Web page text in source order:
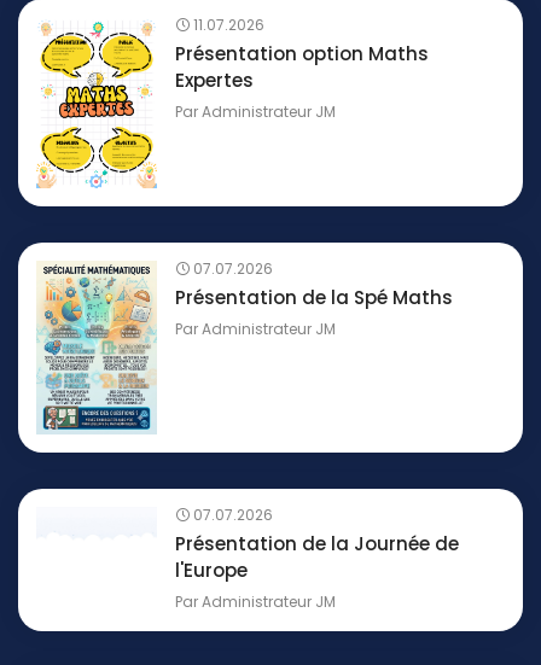
11.07.2026
Présentation option Maths
Expertes
ParAdministrateur JM
07.07.2026
Présentation de la Spé Maths
ParAdministrateur JM
07.07.2026
Présentation de la Journée de
l'Europe
ParAdministrateur JM